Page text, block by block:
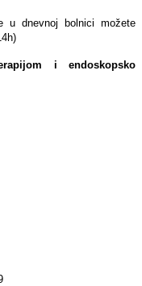
u dnevnoj bolnici možete
i endoskopsko